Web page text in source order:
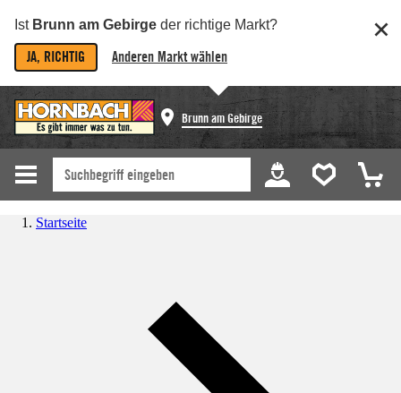
Ist Brunn am Gebirge der richtige Markt?
JA, RICHTIG Anderen Markt wählen
Brunn am Gebirge
Startseite